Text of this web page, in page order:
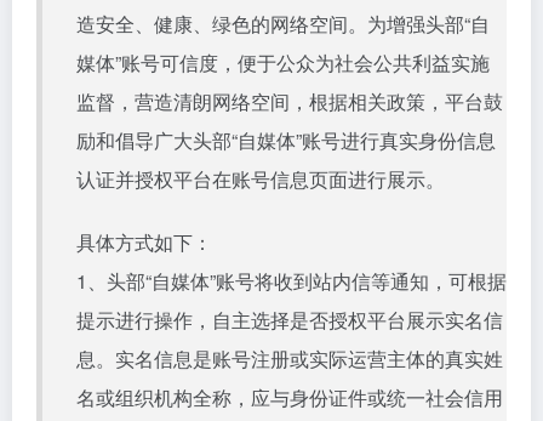
造安全、健康、绿色的网络空间。为增强头部“自
媒体”账号可信度，便于公众为社会公共利益实施
监督，营造清朗网络空间，根据相关政策，平台鼓
励和倡导广大头部“自媒体”账号进行真实身份信息
认证并授权平台在账号信息页面进行展示。
具体方式如下：
1、头部“自媒体”账号将收到站内信等通知，可根据
提示进行操作，自主选择是否授权平台展示实名信
息。实名信息是账号注册或实际运营主体的真实姓
名或组织机构全称，应与身份证件或统一社会信用